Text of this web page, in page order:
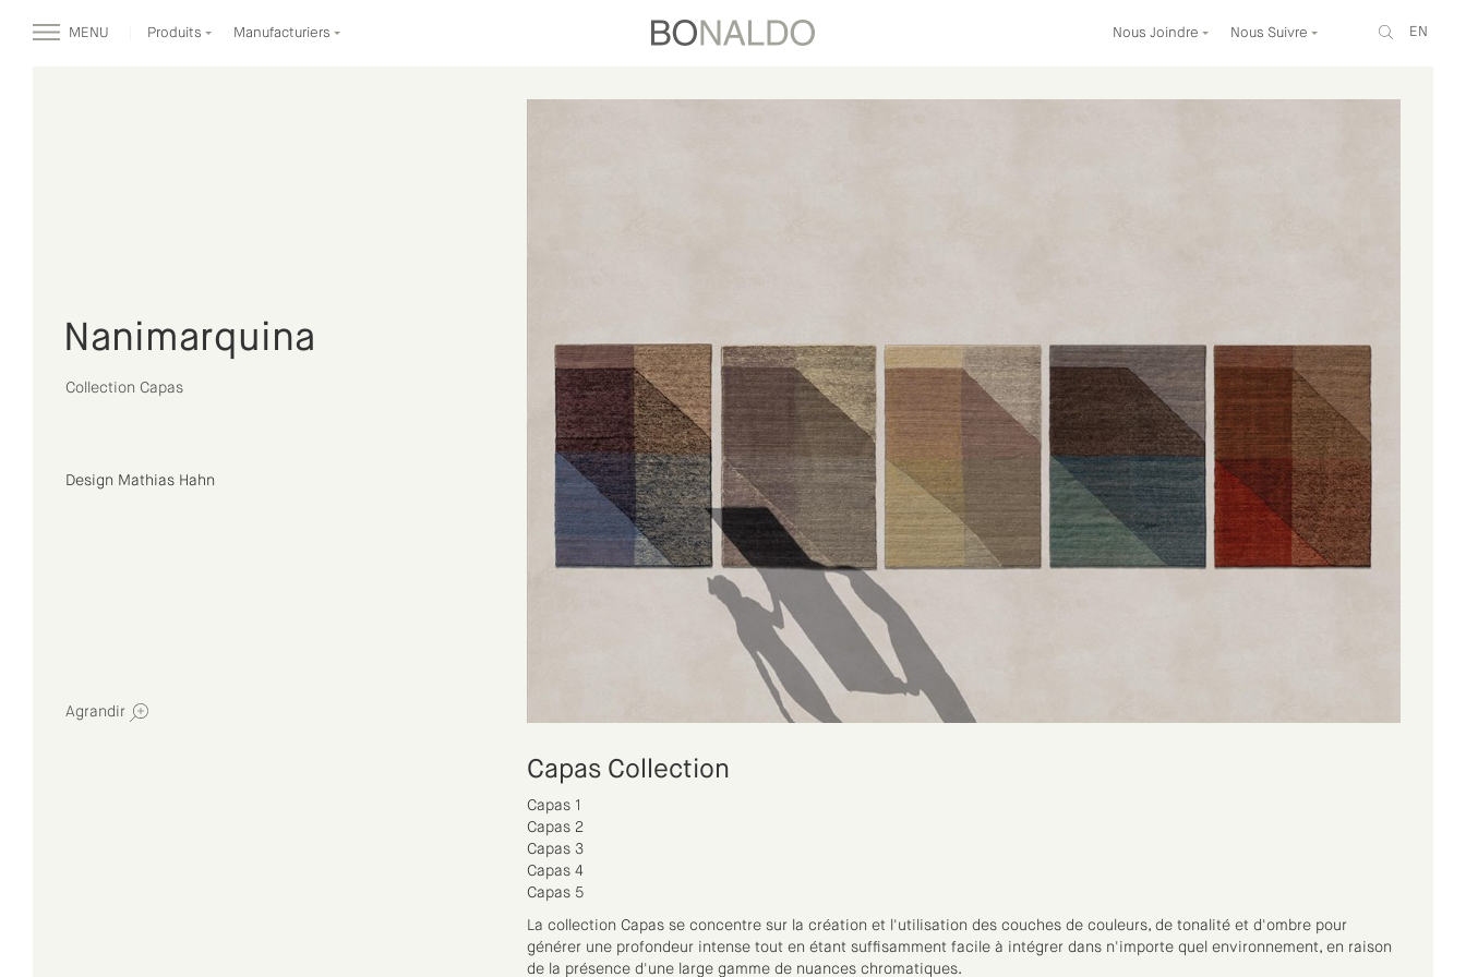
MENU Produits Manufacturiers Nous Joindre Nous Suivre EN
Agrandir
Nanimarquina
Collection Capas
Design Mathias Hahn
Capas Collection
Capas 1
Capas 2
Capas 3
Capas 4
Capas 5
La collection Capas se concentre sur la création et l'utilisation des couches de couleurs, de tonalité et d'ombre pour
générer une profondeur intense tout en étant suffisamment facile à intégrer dans n'importe quel environnement, en raison
de la présence d'une large gamme de nuances chromatiques.